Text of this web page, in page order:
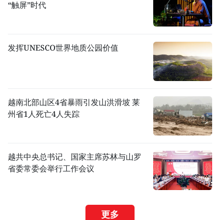
“触屏”时代
发挥UNESCO世界地质公园价值
越南北部山区4省暴雨引发山洪滑坡 莱
州省1人死亡4人失踪
越共中央总书记、国家主席苏林与山罗
省委常委会举行工作会议
更多